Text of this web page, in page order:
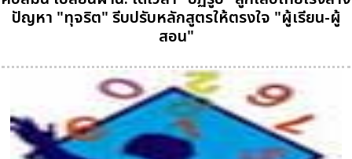
ปัญหา "ทุจริต" รีบปรับหลักสูตรให้ตรงใจ "ผู้เรียน-ผู้
สอน"